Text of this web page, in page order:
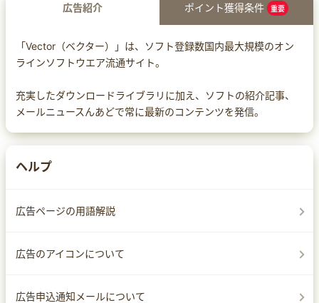
広告紹介 ポイント獲得条件 重要
「Vector（ベクター）」は、ソフト登録数国内最大規模のオン
ラインソフトウエア流通サイト。
充実したダウンロードライブラリに加え、ソフトの紹介記事、
メールニュースんあどで常に最新のコンテンツを発信。
ヘルプ
広告ページの用語解説
広告のアイコンについて
広告申込通知メールについて